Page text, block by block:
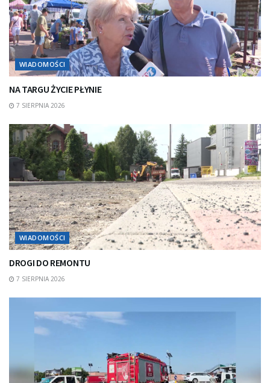
WIADOMOŚCI
NA TARGU ŻYCIE PŁYNIE
7 SIERPNIA 2026
WIADOMOŚCI
DROGI DO REMONTU
7 SIERPNIA 2026